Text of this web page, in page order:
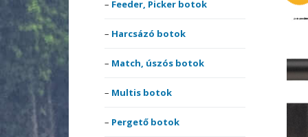
Multi
Akciós székek, ágyak,
Csónakmotorok
Feeder, Picker botok
Harcsázó botok
Match, úszós botok
Multis botok
Pergető botok